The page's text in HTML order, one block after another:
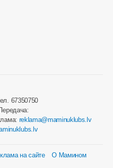
67350750
reklama@maminuklubs.lv
на сайте
О Мамином